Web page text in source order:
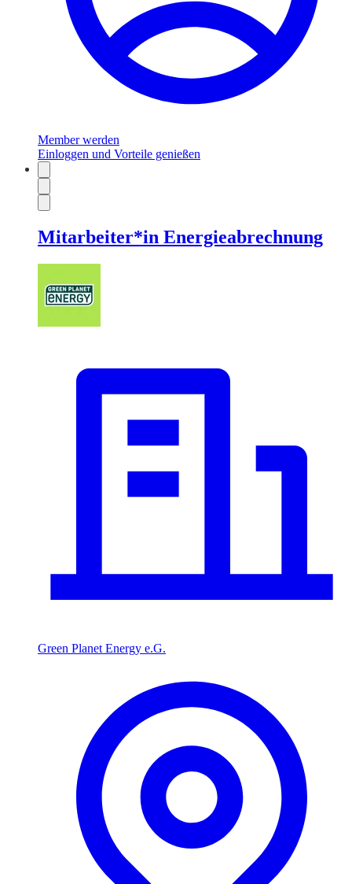
Member werden
Einloggen und Vorteile genießen
Mitarbeiter*in Energieabrechnung
Green Planet Energy e.G.